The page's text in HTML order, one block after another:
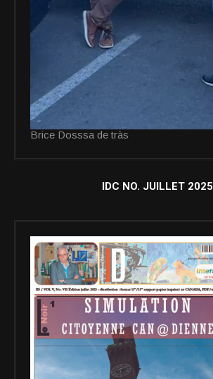
Brice Dosssa de tràs
IDC NO. JUILLET 2025